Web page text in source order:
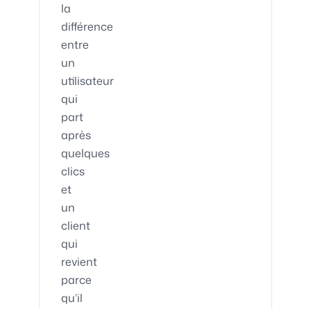
la
différence
entre
un
utilisateur
qui
part
après
quelques
clics
et
un
client
qui
revient
parce
qu’il